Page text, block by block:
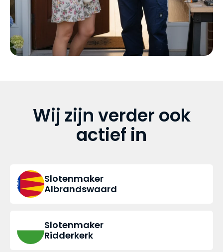
Wij zijn verder ook
actief in
Slotenmaker
Albrandswaard
Slotenmaker
Ridderkerk